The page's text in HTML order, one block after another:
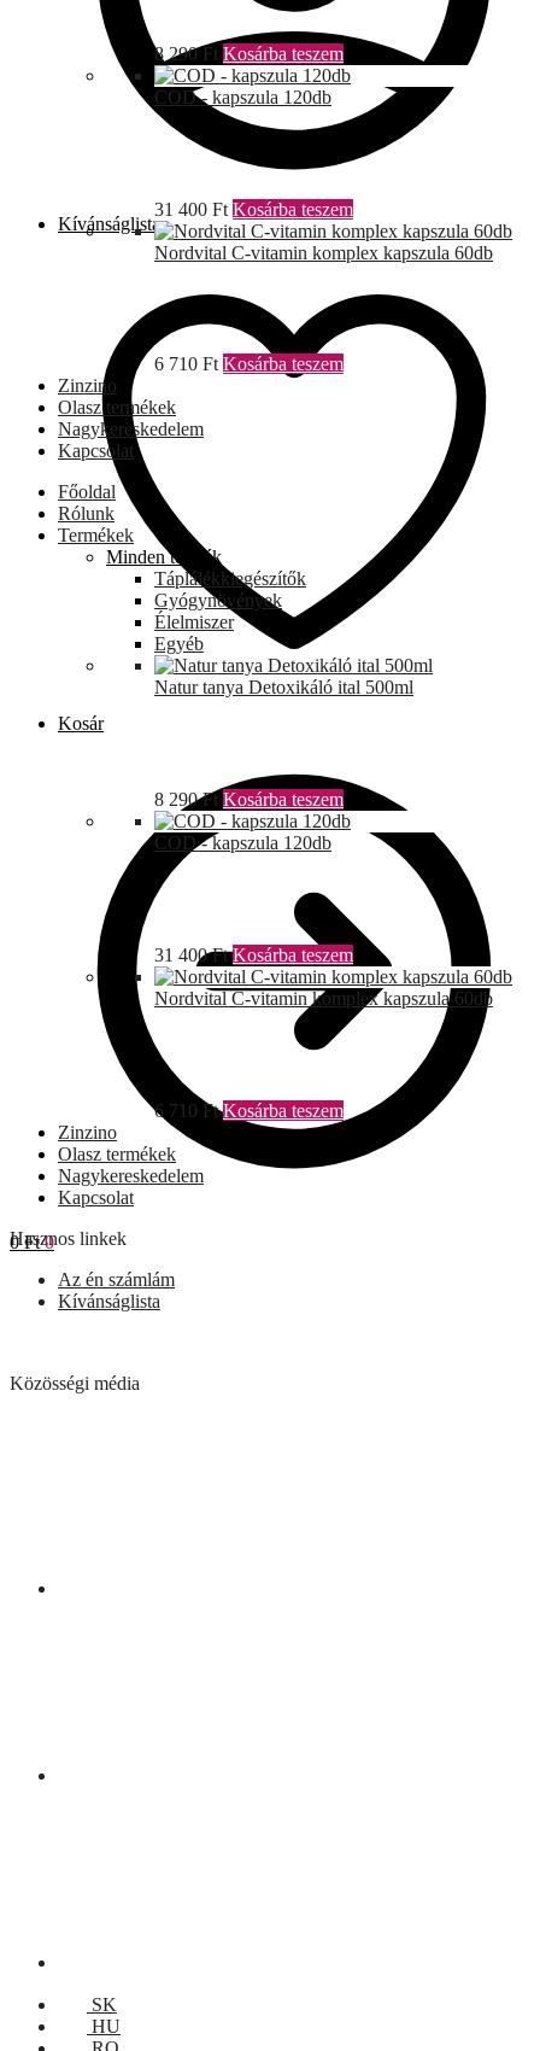
Kívánságlista
Kosár
0Ft 0
8 290Ft Kosárba teszem
COD - kapszula 120db
31 400 Ft Kosárba teszem
Nordvital C-vitamin komplex kapszula 60db
6 710 Ft Kosárba teszem
Zinzino
Olasz termékek
Nagykereskedelem
Kapcsolat
Főoldal
Rólunk
Termékek
Minden termék
Táplálékkiegészítők
Gyógynövények
Élelmiszer
Egyéb
Natur tanya Detoxikáló ital 500ml
8 290Ft Kosárba teszem
COD - kapszula 120db
31 400Ft Kosárba teszem
Nordvital C-vitamin komplex kapszula 60db
6 710 Ft Kosárba teszem
Zinzino
Olasz termékek
Nagykereskedelem
Kapcsolat
Hasznos linkek
Az én számlám
Kívánságlista
Közösségi média
SK
HU